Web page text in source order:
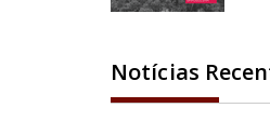
Notícias